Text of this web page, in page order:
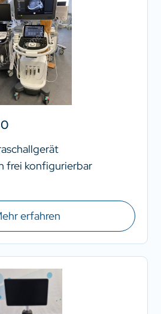
frei konfigurierbar
erfahren